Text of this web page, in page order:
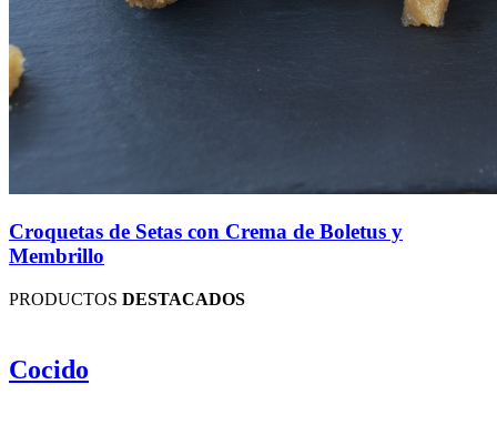
Croquetas de Setas con Crema de Boletus y
Membrillo
PRODUCTOS DESTACADOS
Cocido